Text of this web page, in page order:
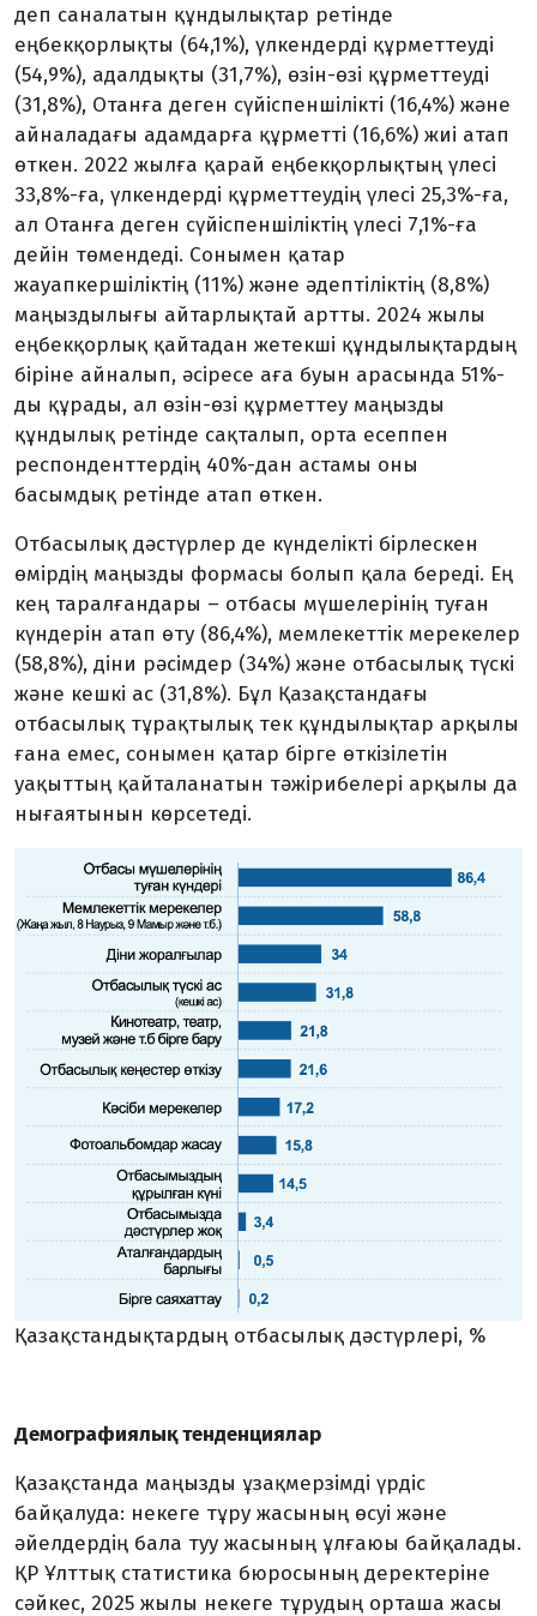
деп саналатын құндылықтар ретінде
еңбекқорлықты (64,1%), үлкендерді құрметтеуді
(54,9%), адалдықты (31,7%), өзін-өзі құрметтеуді
(31,8%), Отанға деген сүйіспеншілікті (16,4%) және
айналадағы адамдарға құрметті (16,6%) жиі атап
өткен. 2022 жылға қарай еңбекқорлықтың үлесі
33,8%-ға, үлкендерді құрметтеудің үлесі 25,3%-ға,
ал Отанға деген сүйіспеншіліктің үлесі 7,1%-ға
дейін төмендеді. Сонымен қатар
жауапкершіліктің (11%) және әдептіліктің (8,8%)
маңыздылығы айтарлықтай артты. 2024 жылы
еңбекқорлық қайтадан жетекші құндылықтардың
біріне айналып, әсіресе аға буын арасында 51%-
ды құрады, ал өзін-өзі құрметтеу маңызды
құндылық ретінде сақталып, орта есеппен
респонденттердің 40%-дан астамы оны
басымдық ретінде атап өткен.
Отбасылық дәстүрлер де күнделікті бірлескен
өмірдің маңызды формасы болып қала береді. Ең
кең таралғандары – отбасы мүшелерінің туған
күндерін атап өту (86,4%), мемлекеттік мерекелер
(58,8%), діни рәсімдер (34%) және отбасылық түскі
және кешкі ас (31,8%). Бұл Қазақстандағы
отбасылық тұрақтылық тек құндылықтар арқылы
ғана емес, сонымен қатар бірге өткізілетін
уақыттың қайталанатын тәжірибелері арқылы да
нығаятынын көрсетеді.
Қазақстандықтардың отбасылық дәстүрлері, %
Демографиялық тенденциялар
Қазақстанда маңызды ұзақмерзімді үрдіс
байқалуда: некеге тұру жасының өсуі және
әйелдердің бала туу жасының ұлғаюы байқалады.
ҚР Ұлттық статистика бюросының деректеріне
сәйкес, 2025 жылы некеге тұрудың орташа жасы